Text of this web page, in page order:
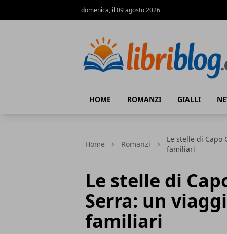
domenica, il 09 agosto 2026
HOME ROMANZI GIALLI
Home Romanzi
Le stelle di Capo
familiari
Le stelle di
Serra: un
familiari